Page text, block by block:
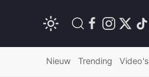
Nieuw Trending Video's